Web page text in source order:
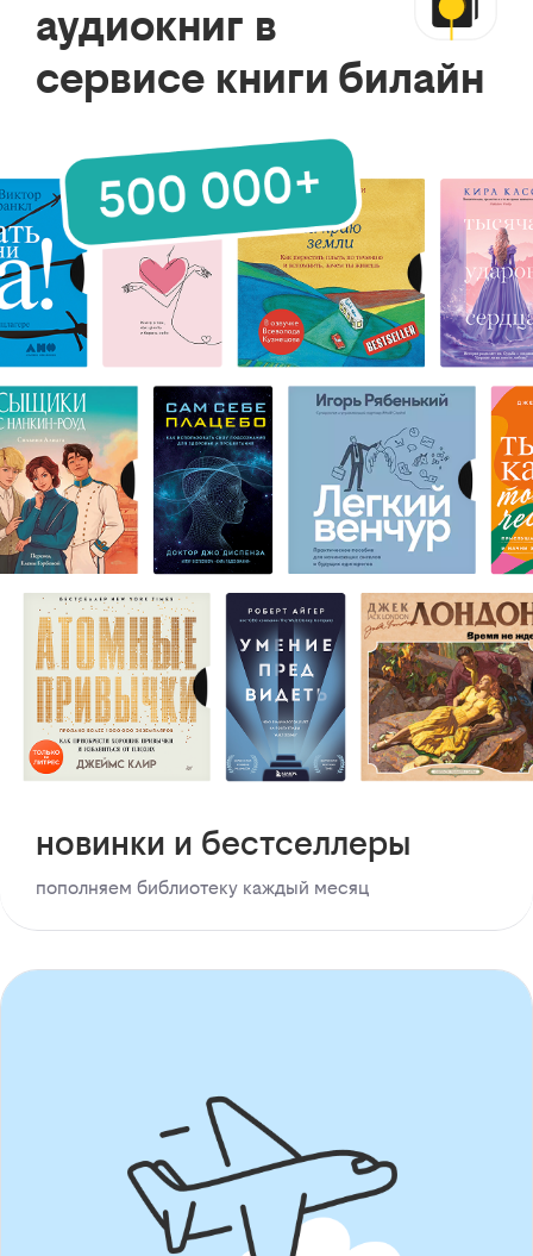
аудиокниг в
сервисе книги билайн
новинки и бестселлеры
пополняем библиотеку каждый месяц